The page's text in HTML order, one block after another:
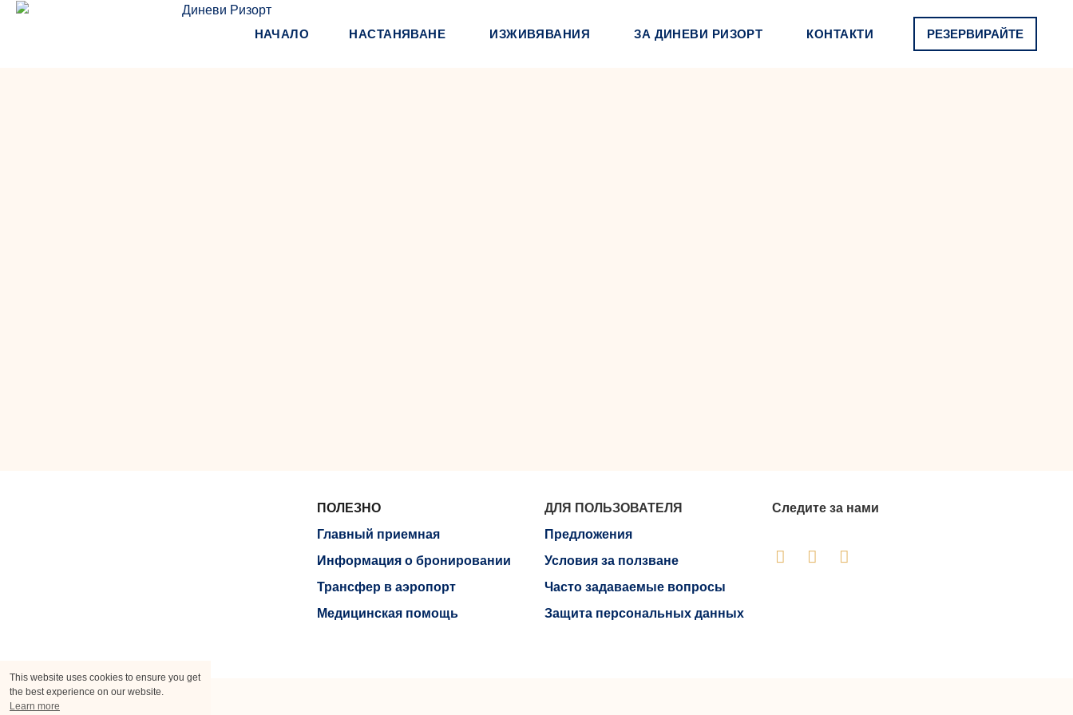
This website uses cookies to ensure you get
the best experience on our website.
Learn more
НАЧАЛО НАСТАНЯВАНЕ ИЗЖИВЯВАНИЯ ЗА ДИНЕВИ РИЗОРТ КОНТАКТИ РЕЗЕРВИРАЙТЕ
ПОЛЕЗНО
Главный приемная
Информация о бронировании
Трансфер в аэропорт
Медицинская помощь
ДЛЯ ПОЛЬЗОВАТЕЛЯ
Предложения
Условия за ползване
Часто задаваемые вопросы
Защита персональных данных
Следите за нами